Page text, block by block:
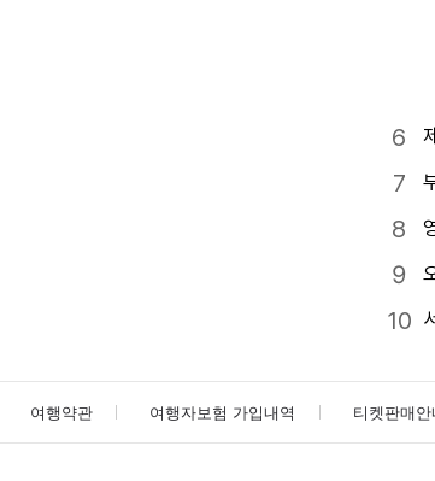
여행약관 여행자보험 가입내역 티켓판매안